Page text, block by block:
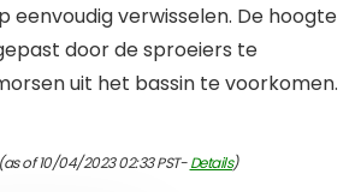
eenvoudig verwisselen. De hoogte
door de sproeiers te
uit het bassin te voorkomen.
of 10/04/2023 02:33 PST-Details)